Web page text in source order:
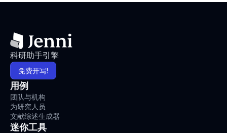
科研助手引擎
免费开写!
用例
团队与机构
为研究人员
文献综述生成器
迷你工具